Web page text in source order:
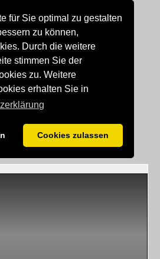
für Sie optimal zu gestalten
zu können,
Durch die weitere
stimmen Sie der
zu. Weitere
erhalten Sie in
Cookies zulassen